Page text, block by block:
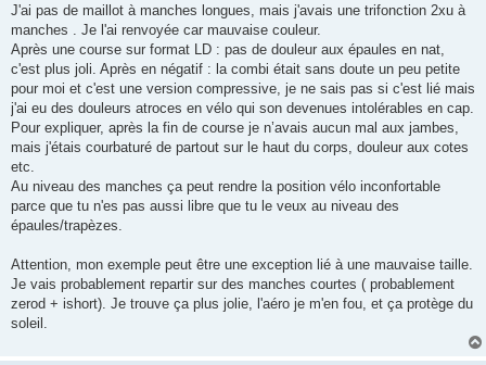
s
a
g
n
o
l
u
J'ai pas de maillot à manches longues, mais j'avais une trifonction 2xu à
manches . Je l'ai renvoyée car mauvaise couleur.
Après une course sur format LD : pas de douleur aux épaules en nat,
c'est plus joli. Après en négatif : la combi était sans doute un peu petite
pour moi et c'est une version compressive, je ne sais pas si c'est lié mais
j'ai eu des douleurs atroces en vélo qui son devenues intolérables en cap.
Pour expliquer, après la fin de course je n’avais aucun mal aux jambes,
mais j'étais courbaturé de partout sur le haut du corps, douleur aux cotes
etc.
Au niveau des manches ça peut rendre la position vélo inconfortable
parce que tu n'es pas aussi libre que tu le veux au niveau des
épaules/trapèzes.
Attention, mon exemple peut être une exception lié à une mauvaise taille.
Je vais probablement repartir sur des manches courtes ( probablement
zerod + ishort). Je trouve ça plus jolie, l'aéro je m'en fou, et ça protège du
soleil.